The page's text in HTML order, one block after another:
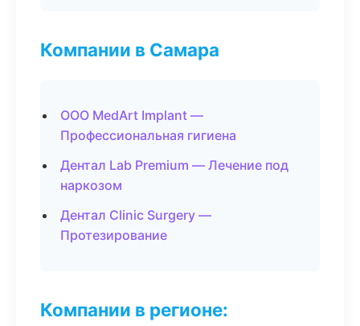
Компании в Самара
ООО MedArt Implant —
Профессиональная гигиена
Дентал Lab Premium — Лечение под
наркозом
Дентал Clinic Surgery —
Протезирование
Компании в регионе: